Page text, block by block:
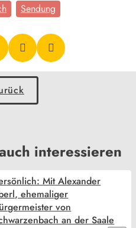
Sendung
interessieren
Mit Alexander
ehemaliger
von
an der Saale